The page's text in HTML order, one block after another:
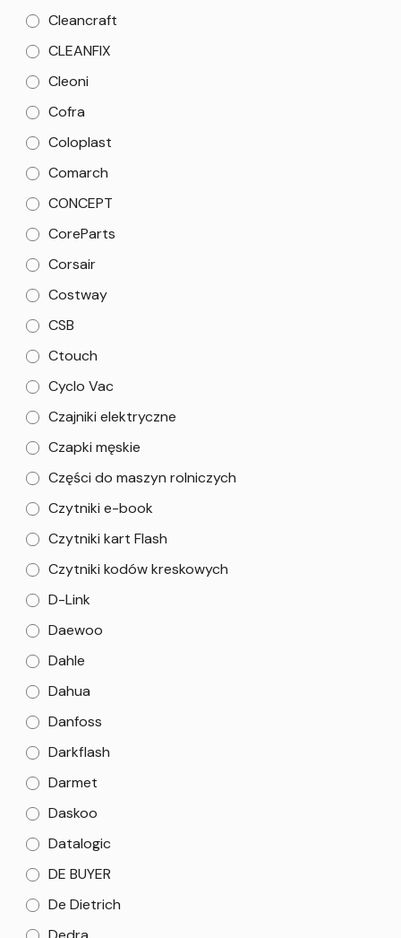
Cleancraft
CLEANFIX
Cleoni
Cofra
Coloplast
Comarch
CONCEPT
CoreParts
Corsair
Costway
CSB
Ctouch
Cyclo Vac
Czajniki elektryczne
Czapki męskie
Części do maszyn rolniczych
Czytniki e-book
Czytniki kart Flash
Czytniki kodów kreskowych
D-Link
Daewoo
Dahle
Dahua
Danfoss
Darkflash
Darmet
Daskoo
Datalogic
DE BUYER
De Dietrich